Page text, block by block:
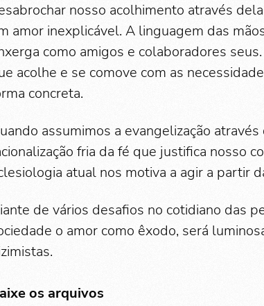
nosso acolhimento através
amor inexplicável. A linguagem das
como amigos e colaboradores
acolhe e se comove com as
concreta.
assumimos a evangelização
fria da fé que justifica nosso
atual nos motiva a agir a partir
de vários desafios no cotidiano das
o amor como êxodo, será
os arquivos